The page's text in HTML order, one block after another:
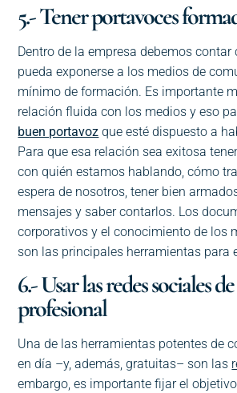
5.- Tener portavoces
Dentro de la empresa debemos contar
pueda exponerse a los medios de
mínimo de formación. Es importante
relación fluida con los medios y eso
buen portavoz que esté dispuesto a
Para que esa relación sea exitosa
con quién estamos hablando, cómo
espera de nosotros, tener bien
mensajes y saber contarlos. Los
corporativos y el conocimiento de los
son las principales herramientas para
6.- Usar las redes sociales
profesional
Una de las herramientas potentes de
en día –y, además, gratuitas– son las
embargo, es importante fijar el